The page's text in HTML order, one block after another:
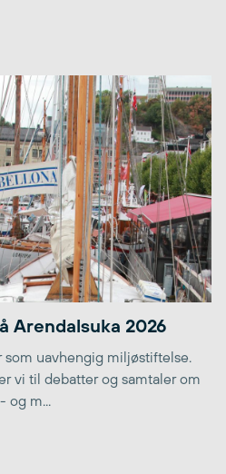
Arendalsuka 2026
som uavhengig miljøstiftelse.
vi til debatter og samtaler om
m...